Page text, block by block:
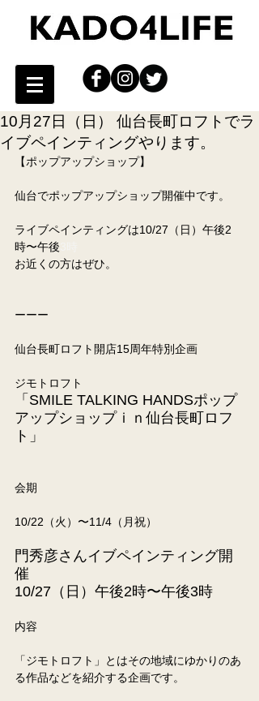
10月27日（日） 仙台長町ロフトでラ
イブペインティングやります。
【ポップアップショップ】
仙台でポップアップショップ開催中です。
ライブペインティングは10/27（日）午後2
時〜午後
お近くの方はぜひ。
ーーー
仙台長町ロフト開店15周年特別企画
ジモトロフト
「SMILE TALKING HANDSポップ
アップショップｉｎ仙台長町ロフ
ト」
会期
10/22（火）〜11/4（月祝）
門秀彦さんイブペインティング開
催
10/27（日）午後2時〜午後3時
内容
「ジモトロフト」とはその地域にゆかりのあ
る作品などを紹介する企画です。